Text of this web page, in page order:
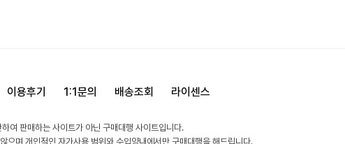
이용후기 1:1문의 배송조회 라이센스
여 판매하는 사이트가 아닌 구매대행 사이트입니다.
으며 개인적인 자가사용 범위와 수입양내에서만 구매대행을 해드립니다.